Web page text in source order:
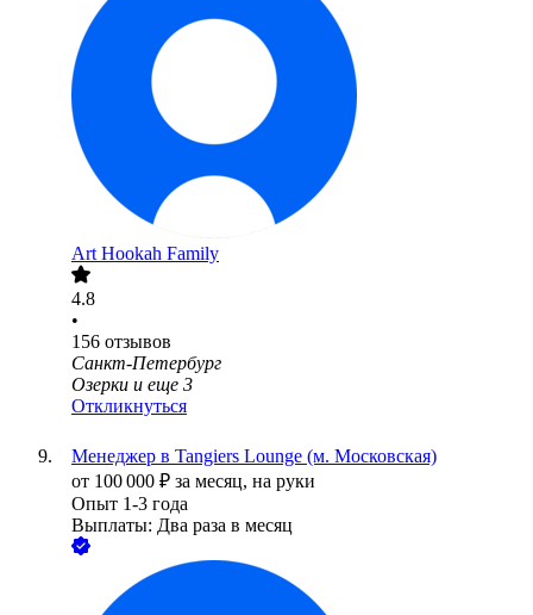
Art Hookah Family
4.8
•
156 отзывов
Санкт-Петербург
Озерки и еще 3
Откликнуться
Менеджер в Tangiers Lounge (м. Московская)
от 100 000 ₽ за месяц, на руки
Опыт 1-3 года
Выплаты: Два раза в месяц